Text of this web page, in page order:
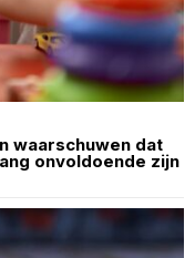
waarschuwen dat
onvoldoende zijn